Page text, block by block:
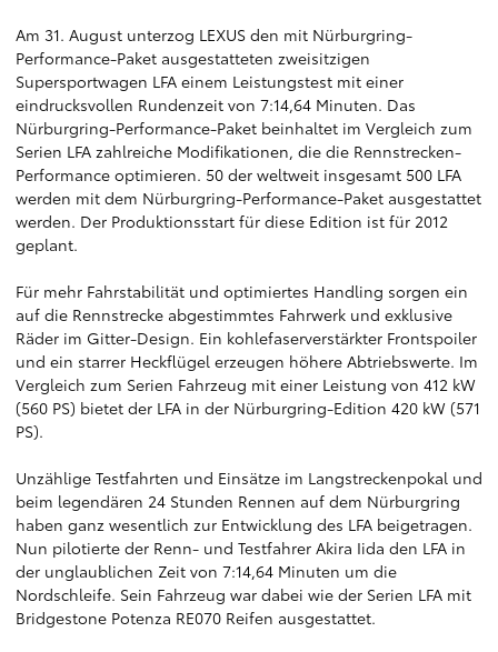
Am 31. August unterzog LEXUS den mit Nürburgring-
Performance-Paket ausgestatteten zweisitzigen
Supersportwagen LFA einem Leistungstest mit einer
eindrucksvollen Rundenzeit von 7:14,64 Minuten. Das
Nürburgring-Performance-Paket beinhaltet im Vergleich zum
Serien LFA zahlreiche Modifikationen, die die Rennstrecken-
Performance optimieren. 50 der weltweit insgesamt 500 LFA
werden mit dem Nürburgring-Performance-Paket ausgestattet
werden. Der Produktionsstart für diese Edition ist für 2012
geplant.
Für mehr Fahrstabilität und optimiertes Handling sorgen ein
auf die Rennstrecke abgestimmtes Fahrwerk und exklusive
Räder im Gitter-Design. Ein kohlefaserverstärkter Frontspoiler
und ein starrer Heckflügel erzeugen höhere Abtriebswerte. Im
Vergleich zum Serien Fahrzeug mit einer Leistung von 412 kW
(560 PS) bietet der LFA in der Nürburgring-Edition 420 kW (571
PS).
Unzählige Testfahrten und Einsätze im Langstreckenpokal und
beim legendären 24 Stunden Rennen auf dem Nürburgring
haben ganz wesentlich zur Entwicklung des LFA beigetragen.
Nun pilotierte der Renn- und Testfahrer Akira Iida den LFA in
der unglaublichen Zeit von 7:14,64 Minuten um die
Nordschleife. Sein Fahrzeug war dabei wie der Serien LFA mit
Bridgestone Potenza RE070 Reifen ausgestattet.